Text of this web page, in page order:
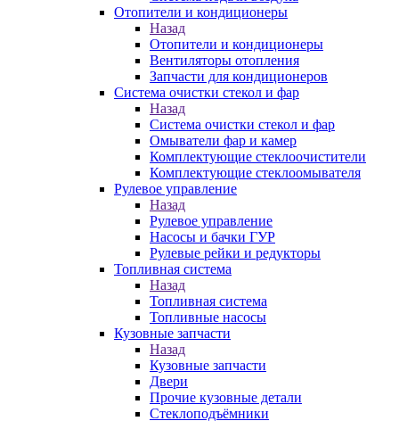
Отопители и кондиционеры
Назад
Отопители и кондиционеры
Вентиляторы отопления
Запчасти для кондиционеров
Система очистки стекол и фар
Назад
Система очистки стекол и фар
Омыватели фар и камер
Комплектующие стеклоочистители
Комплектующие стеклоомывателя
Рулевое управление
Назад
Рулевое управление
Насосы и бачки ГУР
Рулевые рейки и редукторы
Топливная система
Назад
Топливная система
Топливные насосы
Кузовные запчасти
Назад
Кузовные запчасти
Двери
Прочие кузовные детали
Стеклоподъёмники